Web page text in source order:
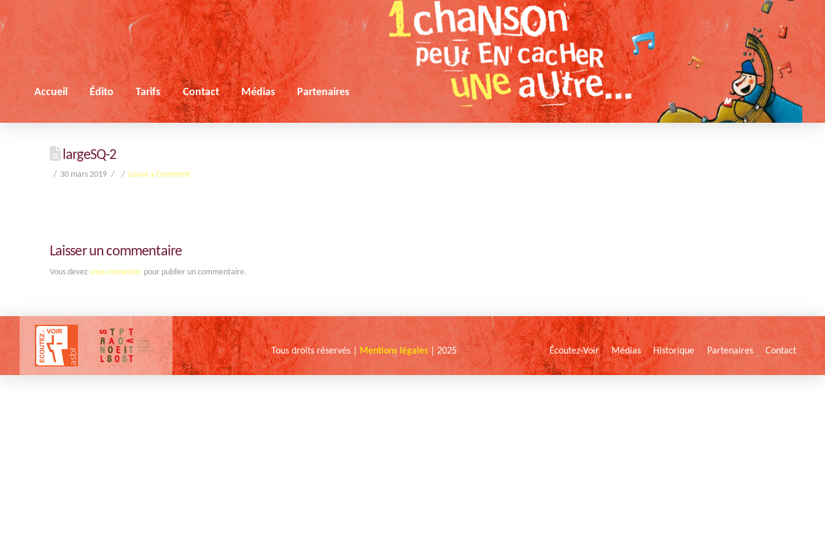
Accueil Édito Tarifs Contact Médias Partenaires
largeSQ-2
30 mars 2019 Leave a Comment
Laisser un commentaire
Vous devez vous connecterpour publier un commentaire.
Tous droits réservés | Mentions légales | 2025 Écoutez-Voir Médias Historique Partenaires Contact